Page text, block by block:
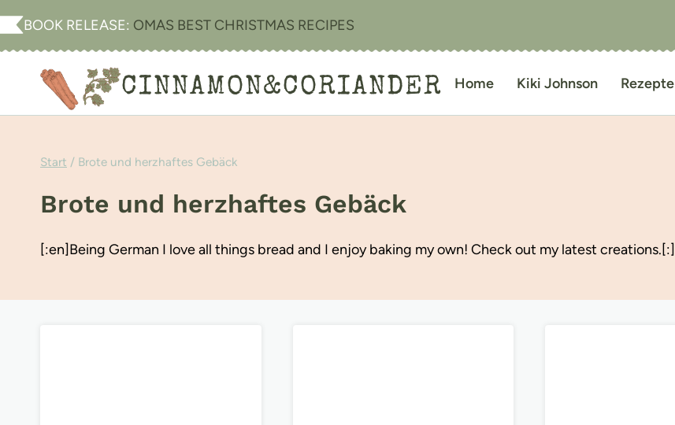
Zum
Inhalt
BOOK RELEASE: OMAS BEST CHRISTMAS RECIPES
CINNAMON&CORIANDER Home Kiki Johnson Rezepte
Start / Brote und herzhaftes Gebäck
Brote und herzhaftes Gebäck
[:en]Being German I love all things bread and I enjoy baking my own! Check out my latest creations.[:]